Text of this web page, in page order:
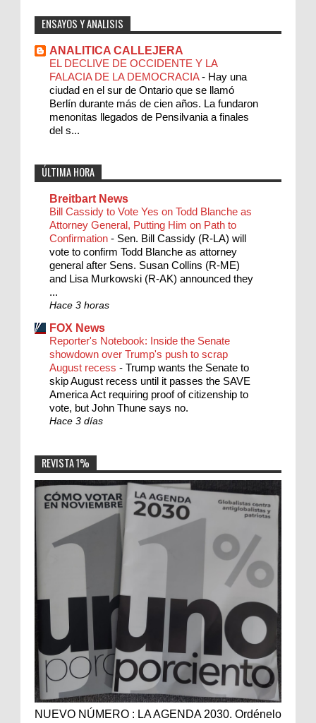
ENSAYOS Y ANALISIS
ANALITICA CALLEJERA
EL DECLIVE DE OCCIDENTE Y LA
FALACIA DE LA DEMOCRACIA- Hay una
ciudad en el sur de Ontario que se llamó
Berlín durante más de cien años. La fundaron
menonitas llegados de Pensilvania a finales
del s...
ÚLTIMA HORA
Breitbart News
Bill Cassidy to Vote Yes on Todd Blanche as
Attorney General, Putting Him on Path to
Confirmation - Sen. Bill Cassidy (R-LA) will
vote to confirm Todd Blanche as attorney
general after Sens. Susan Collins (R-ME)
and Lisa Murkowski (R-AK) announced they
...
Hace 3 horas
FOX News
Reporter's Notebook: Inside the Senate
showdown over Trump's push to scrap
August recess - Trump wants the Senate to
skip August recess until it passes the SAVE
America Act requiring proof of citizenship to
vote, but John Thune says no.
Hace 3 días
REVISTA 1%
NUEVO NÚMERO : LA AGENDA 2030. Ordénelo